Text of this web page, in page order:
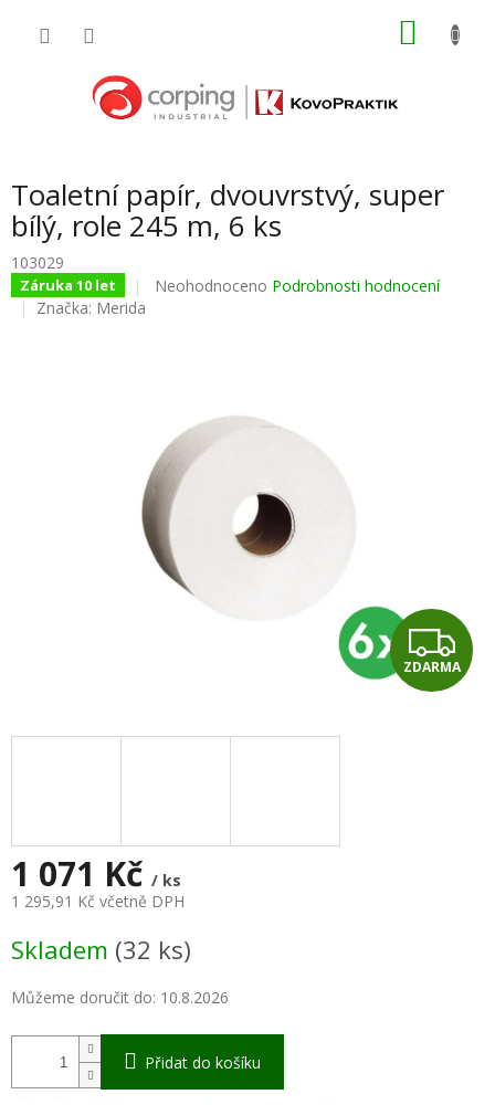
Toaletní papír, dvouvrstvý, super
bílý, role 245 m, 6 ks
103029
Záruka 10 let
Průměrné
hvězdiček.
Neohodnoceno Podrobnosti hodnocení
Značka: Merida
Z
D
ZDARMA
1 071 Kč / ks
1 295,91 Kč včetně DPH
cena:
Skladem (32 ks)
Můžeme doručit do: 10.8.2026
Přidat do košíku